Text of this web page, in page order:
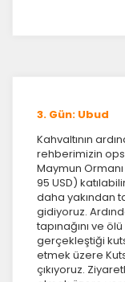
Daha fazla bilgi
Zorunlu
Oturum
gereklidir. Bu
devre dışı
3. Gün: Ubud
Kahvaltının
rehberimizin
Maymun
95 USD)
daha yakından
gidiyoruz.
tapınağını ve
gerçekleştiği
etmek üzere
çıkıyoruz.